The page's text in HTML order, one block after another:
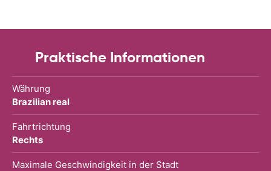
Praktische Informationen
Währung
Brazilian real
Fahrtrichtung
Rechts
Maximale Geschwindigkeit in der Stadt